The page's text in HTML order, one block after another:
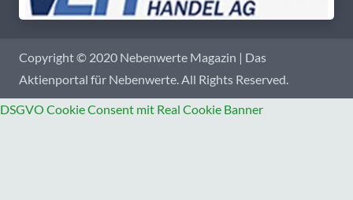
Copyright © 2020 Nebenwerte Magazin | Das
Aktienportal für Nebenwerte. All Rights Reserved.
DSGVO Cookie Consent mit Real Cookie Banner